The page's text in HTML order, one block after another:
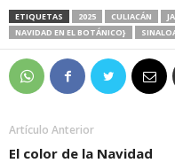
ETIQUETAS 2025 CULIACÁN
NAVIDAD EN EL BOTÁNICO}
Artículo Anterior
El color de la Navidad